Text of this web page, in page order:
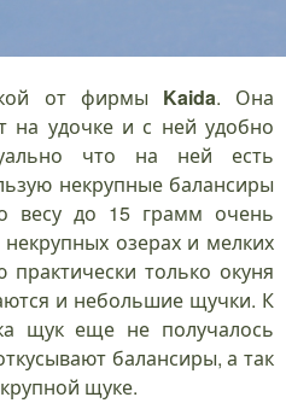
от фирмы Kaida. Она
на удочке и с ней удобно
что на ней есть
некрупные балансиры
до 15 грамм очень
озерах и мелких
только окуня
и небольшие щучки. К
щук еще не получалось
балансиры, а так
щуке.